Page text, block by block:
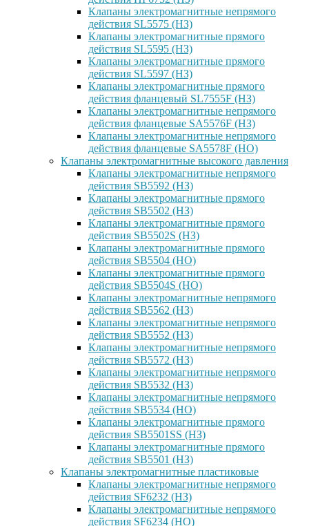
Клапаны электромагнитные непрямого
действия SL5575 (НЗ)
Клапаны электромагнитные прямого
действия SL5595 (НЗ)
Клапаны электромагнитные прямого
действия SL5597 (НЗ)
Клапаны электромагнитные прямого
действия фланцевый SL7555F (НЗ)
Клапаны электромагнитные непрямого
действия фланцевые SA5576F (НЗ)
Клапаны электромагнитные непрямого
действия фланцевые SA5578F (НО)
Клапаны электромагнитные высокого давления
Клапаны электромагнитные непрямого
действия SB5592 (НЗ)
Клапаны электромагнитные прямого
действия SB5502 (НЗ)
Клапаны электромагнитные прямого
действия SB5502S (НЗ)
Клапаны электромагнитные прямого
действия SB5504 (НО)
Клапаны электромагнитные прямого
действия SB5504S (НО)
Клапаны электромагнитные непрямого
действия SB5562 (НЗ)
Клапаны электромагнитные непрямого
действия SB5552 (НЗ)
Клапаны электромагнитные непрямого
действия SB5572 (НЗ)
Клапаны электромагнитные непрямого
действия SB5532 (НЗ)
Клапаны электромагнитные непрямого
действия SB5534 (НО)
Клапаны электромагнитные прямого
действия SB5501SS (НЗ)
Клапаны электромагнитные прямого
действия SB5501 (НЗ)
Клапаны электромагнитные пластиковые
Клапаны электромагнитные непрямого
действия SF6232 (НЗ)
Клапаны электромагнитные непрямого
действия SF6234 (НО)